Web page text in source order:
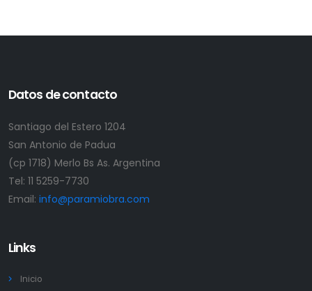
Datos de contacto
Santiago del Estero 1204
San Antonio de Padua
(cp 1718) Merlo Bs As. Argentina
Tel: 11 5259-7730
Email: info@paramiobra.com
Links
Inicio